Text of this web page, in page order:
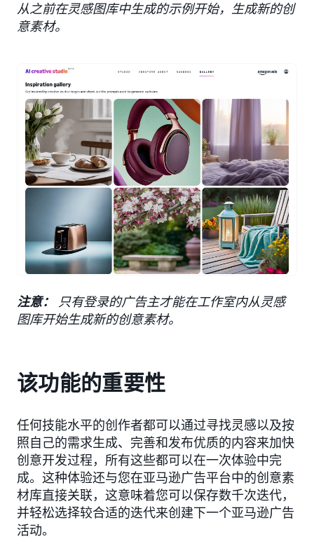
从之前在灵感图库中生成的示例开始，生成新的创
意素材。
注意：
只有登录的广告主才能在工作室内从灵感
图库开始生成新的创意素材。
该功能的重要性
任何技能水平的创作者都可以通过寻找灵感以及按
照自己的需求生成、完善和发布优质的内容来加快
创意开发过程，所有这些都可以在一次体验中完
成。这种体验还与您在亚马逊广告平台中的创意素
材库直接关联，这意味着您可以保存数千次迭代，
并轻松选择较合适的迭代来创建下一个亚马逊广告
活动。